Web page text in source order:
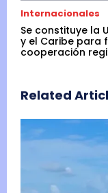
Internacionales
Se constituye la
y el Caribe para
cooperación
Related